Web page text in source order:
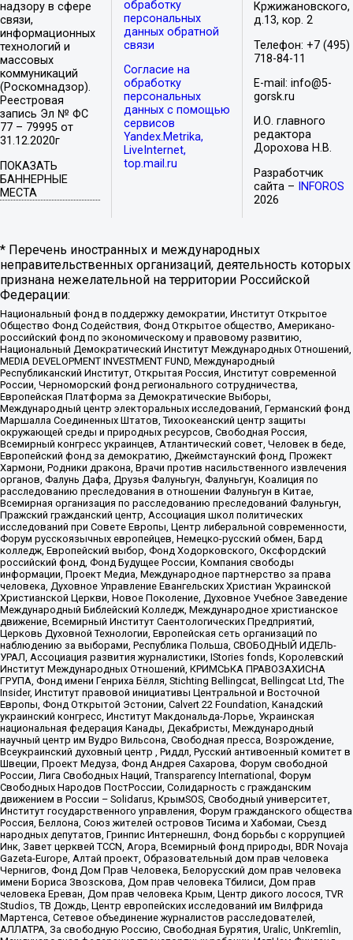
надзору в сфере
связи,
информационных
технологий и
массовых
коммуникаций
(Роскомнадзор).
Реестровая
запись Эл № ФС
77 – 79995 от
31.12.2020г
ПОКАЗАТЬ
БАННЕРНЫЕ
МЕСТА
обработку
персональных
данных обратной
связи
Согласие на
обработку
персональных
данных с помощью
сервисов
Yandex.Metrika,
LiveInternet,
top.mail.ru
Кржижановского,
д.13, кор. 2
Телефон: +7 (495)
718-84-11
E-mail: info@5-
gorsk.ru
И.О. главного
редактора
Дорохова Н.В.
Разработчик
сайта –
INFOROS
2026
* Перечень иностранных и международных
неправительственных организаций, деятельность которых
признана нежелательной на территории Российской
Федерации:
Национальный фонд в поддержку демократии, Институт Открытое
Общество Фонд Содействия, Фонд Открытое общество, Американо-
российский фонд по экономическому и правовому развитию,
Национальный Демократический Институт Международных Отношений,
MEDIA DEVELOPMENT INVESTMENT FUND, Международный
Республиканский Институт, Открытая Россия, Институт современной
России, Черноморский фонд регионального сотрудничества,
Европейская Платформа за Демократические Выборы,
Международный центр электоральных исследований, Германский фонд
Маршалла Соединенных Штатов, Тихоокеанский центр защиты
окружающей среды и природных ресурсов, Свободная Россия,
Всемирный конгресс украинцев, Атлантический совет, Человек в беде,
Европейский фонд за демократию, Джеймстаунский фонд, Прожект
Хармони, Родники дракона, Врачи против насильственного извлечения
органов, Фалунь Дафа, Друзья Фалуньгун, Фалуньгун, Коалиция по
расследованию преследования в отношении Фалуньгун в Китае,
Всемирная организация по расследованию преследований Фалуньгун,
Пражский гражданский центр, Ассоциация школ политических
исследований при Совете Европы, Центр либеральной современности,
Форум русскоязычных европейцев, Немецко-русский обмен, Бард
колледж, Европейский выбор, Фонд Ходорковского, Оксфордский
российский фонд, Фонд Будущее России, Компания свободы
информации, Проект Медиа, Международное партнерство за права
человека, Духовное Управление Евангельских Христиан Украинской
Христианской Церкви, Новое Поколение, Духовное Учебное Заведение
Международный Библейский Колледж, Международное христианское
движение, Всемирный Институт Саентологических Предприятий,
Церковь Духовной Технологии, Европейская сеть организаций по
наблюдению за выборами, Республика Польша, СВОБОДНЫЙ ИДЕЛЬ-
УРАЛ, Ассоциация развития журналистики, IStories fonds, Королевский
Институт Международных Отношений, КРИМСЬКА ПРАВОЗАХИСНА
ГРУПА, Фонд имени Генриха Бёлля, Stichting Bellingcat, Bellingcat Ltd, The
Insider, Институт правовой инициативы Центральной и Восточной
Европы, Фонд Открытой Эстонии, Calvert 22 Foundation, Канадский
украинский конгресс, Институт Макдональда-Лорье, Украинская
национальная федерация Канады, Декабристы, Международный
научный центр им Вудро Вильсона, Свободная пресса, Возрождение,
Всеукраинский духовный центр , Риддл, Русский антивоенный комитет в
Швеции, Проект Медуза, Фонд Андрея Сахарова, Форум свободной
России, Лига Свободных Наций, Transparеncy International, Форум
Свободных Народов ПостРоссии, Солидарность с гражданским
движением в России – Solidarus, КрымSOS, Свободный университет,
Институт государственного управления, Форум гражданского общества
Россия, Беллона, Союз жителей островов Тисима и Хабомаи, Съезд
народных депутатов, Гринпис Интернешнл, Фонд борьбы с коррупцией
Инк, Завет церквей TCCN, Агора, Всемирный фонд природы, BDR Novaja
Gazeta-Europe, Алтай проект, Образовательный дом прав человека
Чернигов, Фонд Дом Прав Человека, Белорусский дом прав человека
имени Бориса Звозскова, Дом прав человека Тбилиси, Дом прав
человека Ереван, Дом прав человека Крым, Центр дикого лосося, TVR
Studios, ТВ Дождь, Центр европейских исследований им Вилфрида
Мартенса, Сетевое объединение журналистов расследователей,
АЛЛАТРА, За свободную Россию, Свободная Бурятия, Uralic, UnKremlin,